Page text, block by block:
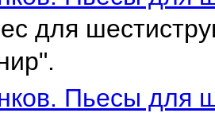
для
Пьесы для